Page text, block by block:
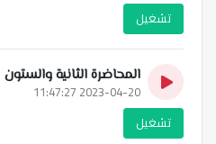
تشغيل
المحاضرة الثانية والستون
2023-04-20 11:47:27
تشغيل